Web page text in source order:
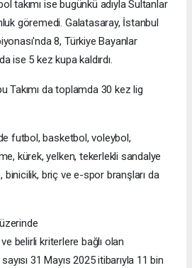
takımı ise bugünkü adıyla Sultanlar
göremedi. Galatasaray, İstanbul
8, Türkiye Bayanlar
ise 5 kez kupa kaldırdı.
Takımı da toplamda 30 kez lig
futbol, basketbol, voleybol,
kürek, yelken, tekerlekli sandalye
briç ve e-spor branşları da
belirli kriterlere bağlı olan
31 Mayıs 2025 itibarıyla 11 bin